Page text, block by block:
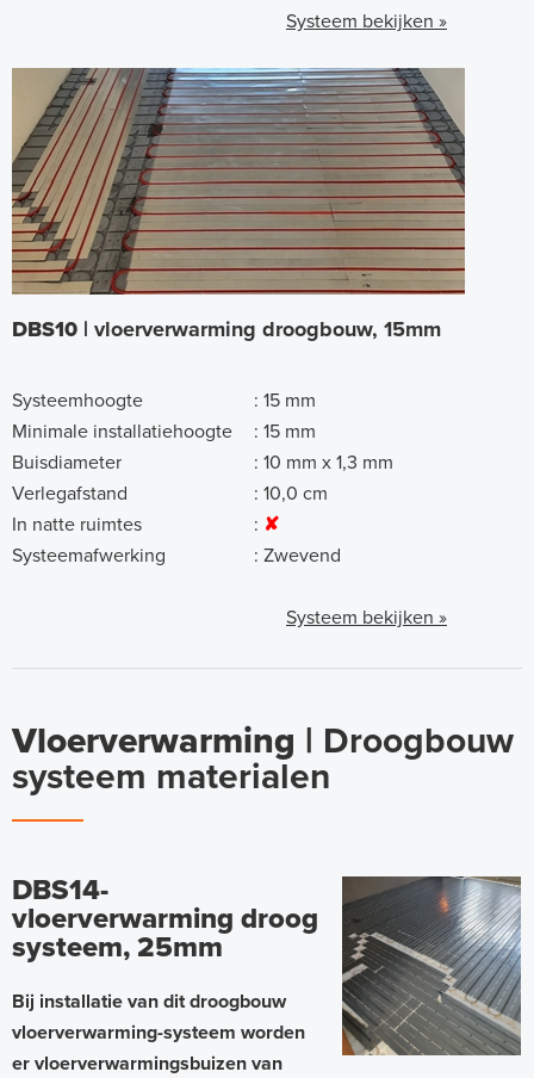
Systeem bekijken »
DBS10 | vloerverwarming droogbouw, 15mm
Systeemhoogte : 15 mm
Minimale installatiehoogte
: 15 mm
Buisdiameter
: 10 mm x 1,3 mm
Verlegafstand
: 10,0 cm
In natte ruimtes
: ✘
Systeemafwerking
: Zwevend
Systeem bekijken »
Vloerverwarming | Droogbouw
systeem materialen
DBS14-
vloerverwarming droog
systeem, 25mm
Bij installatie van dit droogbouw
vloerverwarming-systeem worden
er vloerverwarmingsbuizen van